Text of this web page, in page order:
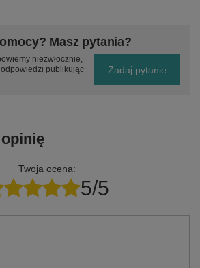
Masz pytania?
niezwłocznie,
publikując
Zadaj pytanie
Twoja ocena:
5/5